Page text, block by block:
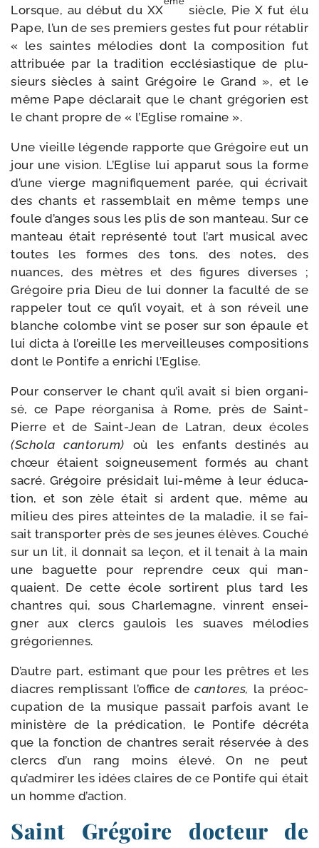
Lorsque, au début du XX
siècle, Pie X fut élu
Pape, l’un de ses pre­miers gestes fut pour réta­blir
« les saintes mélo­dies dont la com­po­si­tion fut
attri­buée par la tra­di­tion ecclé­sias­tique de plu­
sieurs siècles à saint Grégoire le Grand », et le
même Pape décla­rait que le chant gré­go­rien est
le chant propre de « l’Eglise romaine ».
Une vieille légende rap­porte que Grégoire eut un
jour une vision. L’Eglise lui appa­rut sous la forme
d’une vierge magni­fi­que­ment parée, qui écri­vait
des chants et ras­sem­blait en même temps une
foule d’anges sous les plis de son man­teau. Sur ce
man­teau était repré­sen­té tout l’art musi­cal avec
toutes les formes des tons, des notes, des
nuances, des mètres et des figures diverses ;
Grégoire pria Dieu de lui don­ner la facul­té de se
rap­pe­ler tout ce qu’il voyait, et à son réveil une
blanche colombe vint se poser sur son épaule et
lui dic­ta à l’oreille les mer­veilleuses com­po­si­tions
dont le Pontife a enri­chi l’Eglise.
Pour conser­ver le chant qu’il avait si bien orga­ni­
sé, ce Pape réor­ga­ni­sa à Rome, près de Saint-​
Pierre et de Saint-​Jean de Latran, deux écoles
(Schola can­to­rum) où les enfants des­ti­nés au
chœur étaient soi­gneu­se­ment for­més au chant
sacré. Grégoire pré­si­dait lui-​même à leur édu­ca­
tion, et son zèle était si ardent que, même au
milieu des pires atteintes de la mala­die, il se fai­
sait trans­por­ter près de ses jeunes élèves. Couché
sur un lit, il don­nait sa leçon, et il tenait à la main
une baguette pour reprendre ceux qui man­
quaient. De cette école sor­tirent plus tard les
chantres qui, sous Charlemagne, vinrent ensei­
gner aux clercs gau­lois les suaves mélo­dies
grégoriennes.
D’autre part, esti­mant que pour les prêtres et les
diacres rem­plis­sant l’office de can­tores, la pré­oc­
cu­pa­tion de la musique pas­sait par­fois avant le
minis­tère de la pré­di­ca­tion, le Pontife décré­ta
que la fonc­tion de chantres serait réser­vée à des
clercs d’un rang moins éle­vé. On ne peut
qu’admirer les idées claires de ce Pontife qui était
un homme d’action.
Saint Grégoire docteur de